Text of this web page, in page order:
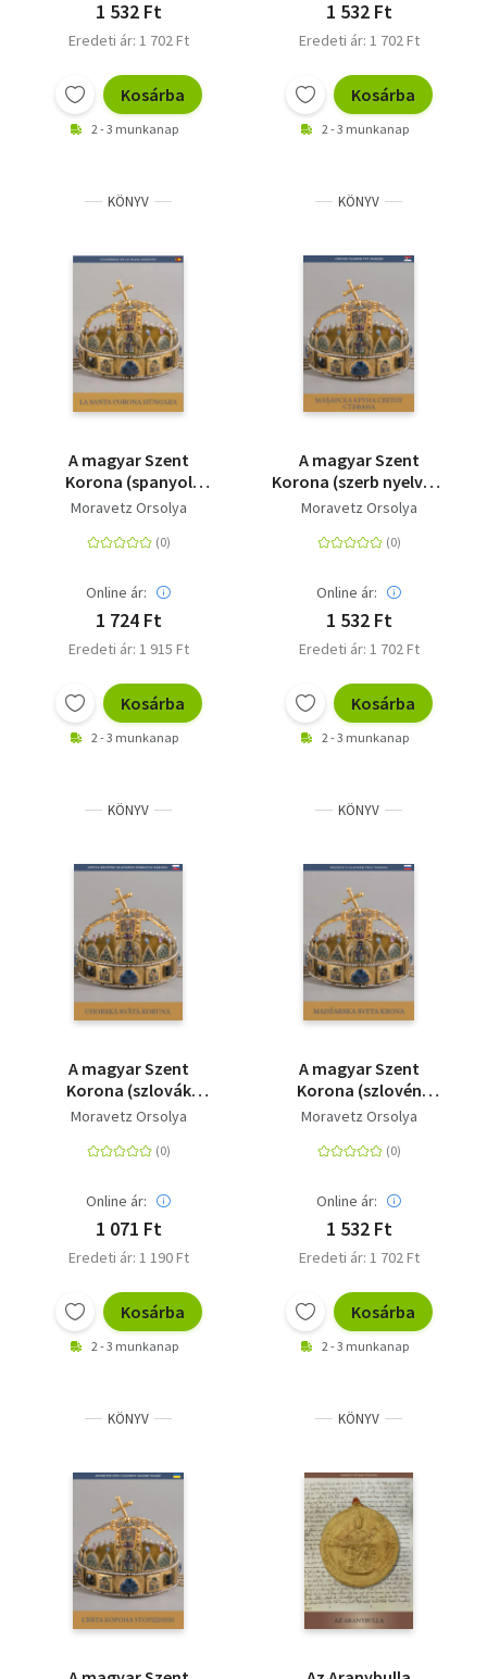
1 532 Ft
Eredeti ár: 1 702 Ft
Kosárba
2 - 3 munkanap
1 532 Ft
Eredeti ár: 1 702 Ft
Kosárba
2 - 3 munkanap
KÖNYV
A magyar Szent
Korona (spanyol
nyelven) - La Santa
Moravetz Orsolya
Online ár:
1 724 Ft
Eredeti ár: 1 915 Ft
Kosárba
2 - 3 munkanap
KÖNYV
A magyar Szent
Korona (szerb nyelven)
- Mađarska Kruna
Moravetz Orsolya
Online ár:
1 532 Ft
Eredeti ár: 1 702 Ft
Kosárba
2 - 3 munkanap
KÖNYV
A magyar Szent
Korona (szlovák
nyelven) - Uhorská
Moravetz Orsolya
Online ár:
1 071 Ft
Eredeti ár: 1 190 Ft
Kosárba
2 - 3 munkanap
KÖNYV
A magyar Szent
Korona (szlovén
nyelven) - Madzarska
Moravetz Orsolya
Online ár:
1 532 Ft
Eredeti ár: 1 702 Ft
Kosárba
2 - 3 munkanap
KÖNYV KÖNYV